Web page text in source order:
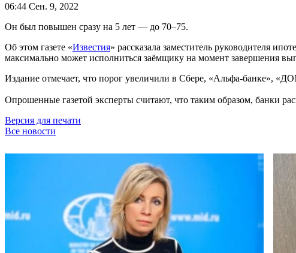
06:44 Сен. 9, 2022
Он был повышен сразу на 5 лет — до 70–75.
Об этом газете «Известия» рассказала заместитель руководителя
максимально может исполниться заёмщику на момент завершения
Издание отмечает, что порог увеличили в Сбере, «Альфа-банке»,
Опрошенные газетой эксперты считают, что таким образом, банки
Версия для печати
Все новости